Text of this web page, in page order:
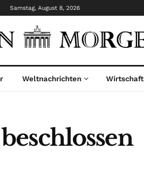
Samstag, August 8, 2026
Weltnachrichten Wirtschaft